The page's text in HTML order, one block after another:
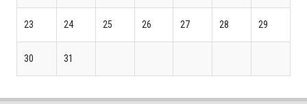
23 24 25 26 27 28 29
30 31